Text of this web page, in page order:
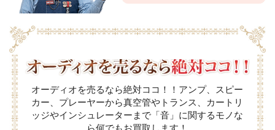
オーディオを売るなら絶対ココ！！アンプ、スピー
カー、プレーヤーから真空管やトランス、カートリ
ッジやインシュレーターまで「音」に関するモノな
ら何でもお買取します！